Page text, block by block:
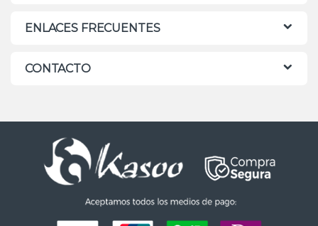
ENLACES FRECUENTES
CONTACTO